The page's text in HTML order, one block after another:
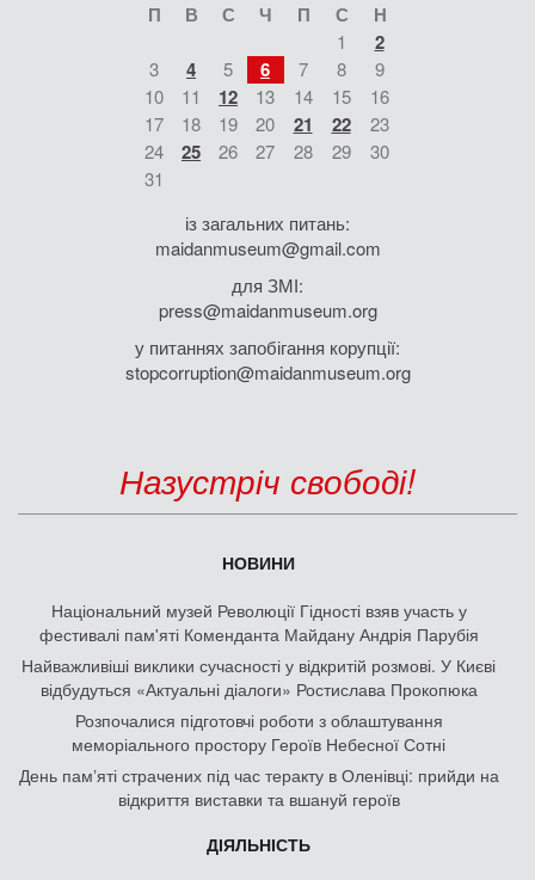
П В С Ч П С Н
1 2
3 4 5 6 7 8
9
10
11 12 13 14 15
16
17
18 19 20 21 22
23
24
25 26 27 28 29
30
31
із загальних питань:
maidanmuseum@gmail.com
для ЗМІ:
press@maidanmuseum.org
у питаннях запобігання корупції:
stopcorruption@maidanmuseum.org
Назустріч свободі!
НОВИНИ
Національний музей Революції Гідності взяв участь у
фестивалі пам'яті Коменданта Майдану Андрія Парубія
Найважливіші виклики сучасності у відкритій розмові. У Києві
відбудуться «Актуальні діалоги» Ростислава Прокопюка
Розпочалися підготовчі роботи з облаштування
меморіального простору Героїв Небесної Сотні
День памʼяті страчених під час теракту в Оленівці: прийди на
відкриття виставки та вшануй героїв
ДІЯЛЬНІСТЬ